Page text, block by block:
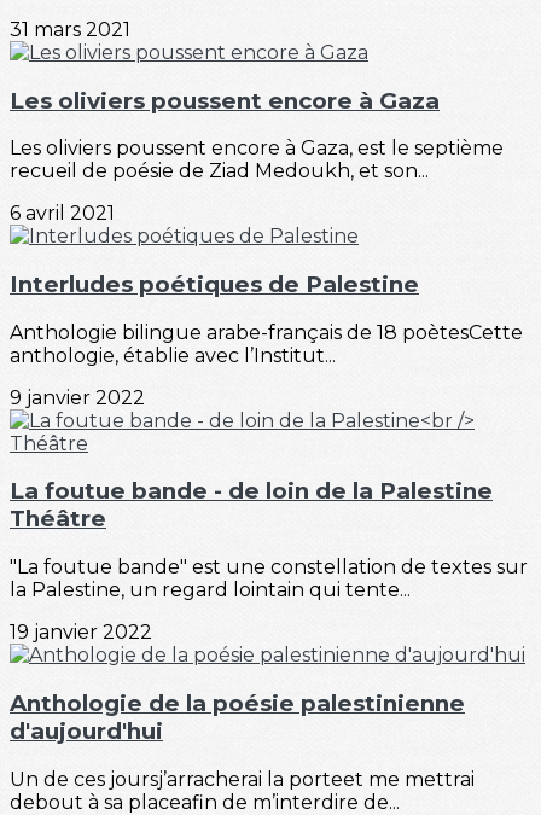
31 mars 2021
Les oliviers poussent encore à Gaza
Les oliviers poussent encore à Gaza, est le septième
recueil de poésie de Ziad Medoukh, et son...
6 avril 2021
Interludes poétiques de Palestine
Anthologie bilingue arabe-français de 18 poètesCette
anthologie, établie avec l’Institut...
9 janvier 2022
La foutue bande - de loin de la Palestine
Théâtre
"La foutue bande" est une constellation de textes sur
la Palestine, un regard lointain qui tente...
19 janvier 2022
Anthologie de la poésie palestinienne
d'aujourd'hui
Un de ces joursj’arracherai la porteet me mettrai
debout à sa placeafin de m’interdire de...